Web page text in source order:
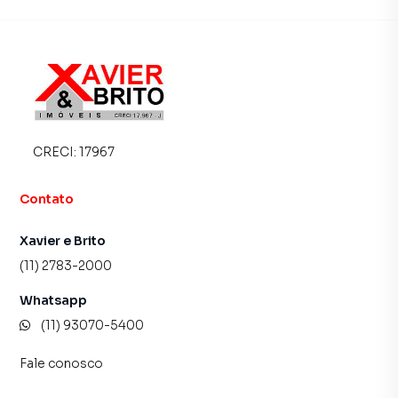
consequência uma maior chance de vender ou alugar seu
imóvel mais rápido. Contamos também com um time de
programadores, corretores treinados e uma central de
inquilinos.
CRECI: 17967
Contato
Xavier e Brito
(11) 2783-2000
Whatsapp
(11) 93070-5400
Fale conosco